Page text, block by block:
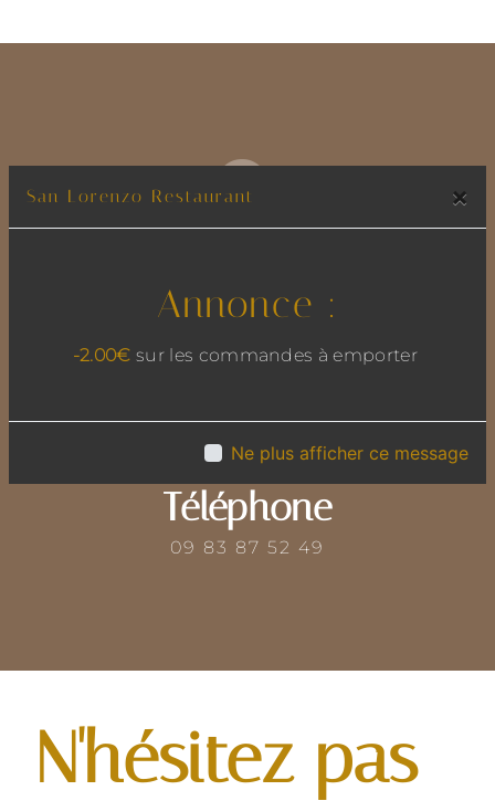
San Lorenzo Restaurant ×
Annonce :
-2.00€ sur les commandes à emporter
Ne plus afficher ce message
13 rue de l'Egalité, 69780 Mions
Téléphone
09 83 87 52 49
N'hésitez pas